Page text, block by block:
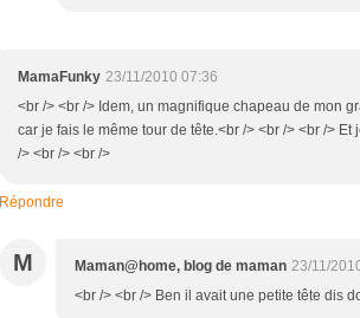
MamaFunky 23/11/2010 07:36
<br /> <br /> Idem, un magnifique chapeau de mon
car je fais le même tour de tête.<br /> <br /> <br />
/> <br /> <br />
Répondre
M Maman@home, blog de maman 23/11/
<br /> <br /> Ben il avait une petite tête dis